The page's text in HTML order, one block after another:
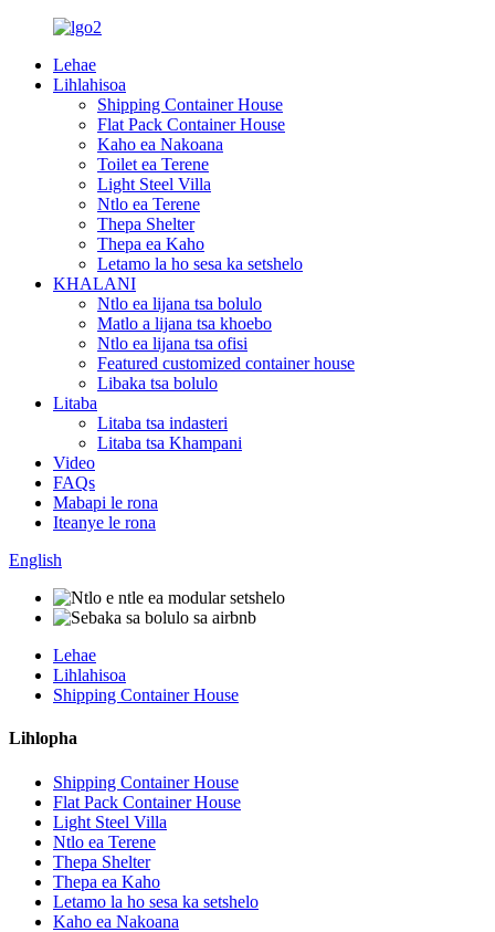
Lehae
Lihlahisoa
Shipping Container House
Flat Pack Container House
Kaho ea Nakoana
Toilet ea Terene
Light Steel Villa
Ntlo ea Terene
Thepa Shelter
Thepa ea Kaho
Letamo la ho sesa ka setshelo
KHALANI
Ntlo ea lijana tsa bolulo
Matlo a lijana tsa khoebo
Ntlo ea lijana tsa ofisi
Featured customized container house
Libaka tsa bolulo
Litaba
Litaba tsa indasteri
Litaba tsa Khampani
Video
FAQs
Mabapi le rona
Iteanye le rona
English
Lehae
Lihlahisoa
Shipping Container House
Lihlopha
Shipping Container House
Flat Pack Container House
Light Steel Villa
Ntlo ea Terene
Thepa Shelter
Thepa ea Kaho
Letamo la ho sesa ka setshelo
Kaho ea Nakoana